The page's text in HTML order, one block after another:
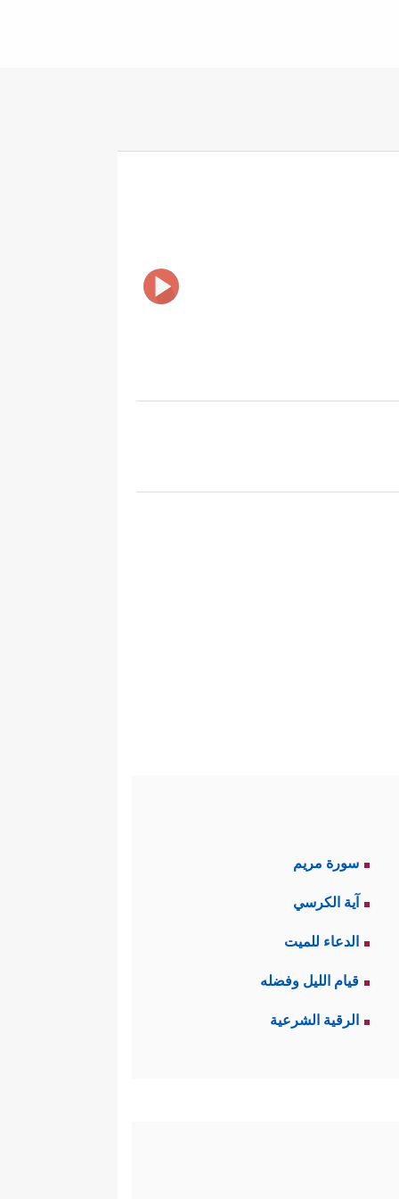
سورة مريم
آية الكرسي
الدعاء للميت
قيام الليل وفضله
الرقية الشرعية